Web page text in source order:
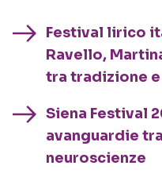
Festival lirico
Ravello,
tra tradizione
Siena Festival
avanguardie
neuroscienze